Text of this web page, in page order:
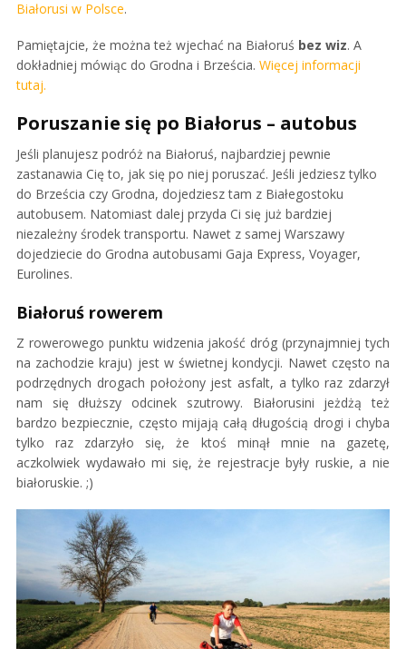
Białorusi w Polsce.
Pamiętajcie, że można też wjechać na Białoruś bez wiz. A
dokładniej mówiąc do Grodna i Brześcia. Więcej informacji
tutaj.
Poruszanie się po Białorus – autobus
Jeśli planujesz podróż na Białoruś, najbardziej pewnie
zastanawia Cię to, jak się po niej poruszać. Jeśli jedziesz tylko
do Brześcia czy Grodna, dojedziesz tam z Białegostoku
autobusem. Natomiast dalej przyda Ci się już bardziej
niezależny środek transportu. Nawet z samej Warszawy
dojedziecie do Grodna autobusami Gaja Express, Voyager,
Eurolines.
Białoruś rowerem
Z rowerowego punktu widzenia jakość dróg (przynajmniej tych
na zachodzie kraju) jest w świetnej kondycji. Nawet często na
podrzędnych drogach położony jest asfalt, a tylko raz zdarzył
nam się dłuższy odcinek szutrowy. Białorusini jeżdżą też
bardzo bezpiecznie, często mijają całą długością drogi i chyba
tylko raz zdarzyło się, że ktoś minął mnie na gazetę,
aczkolwiek wydawało mi się, że rejestracje były ruskie, a nie
białoruskie. ;)